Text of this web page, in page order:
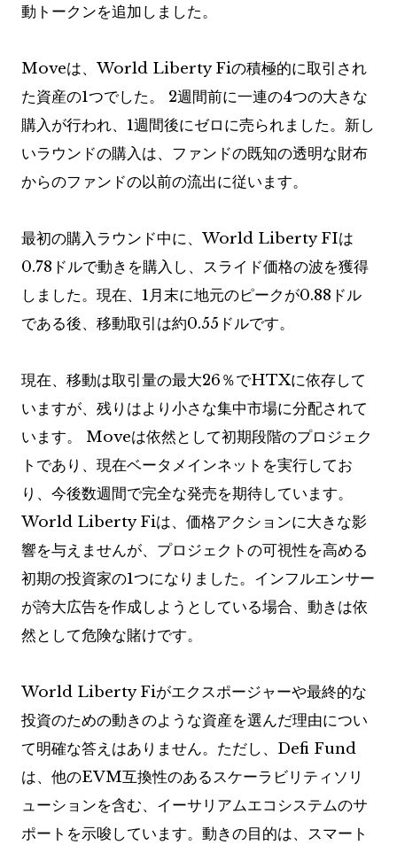
動トークンを追加しました。
Moveは、World Liberty Fiの積極的に取引され
た資産の1つでした。 2週間前に一連の4つの大きな
購入が行われ、1週間後にゼロに売られました。新し
いラウンドの購入は、ファンドの既知の透明な財布
からのファンドの以前の流出に従います。
最初の購入ラウンド中に、World Liberty FIは
0.78ドルで動きを購入し、スライド価格の波を獲得
しました。現在、1月末に地元のピークが0.88ドル
である後、移動取引は約0.55ドルです。
現在、移動は取引量の最大26％でHTXに依存して
いますが、残りはより小さな集中市場に分配されて
います。 Moveは依然として初期段階のプロジェク
トであり、現在ベータメインネットを実行してお
り、今後数週間で完全な発売を期待しています。
World Liberty Fiは、価格アクションに大きな影
響を与えませんが、プロジェクトの可視性を高める
初期の投資家の1つになりました。インフルエンサー
が誇大広告を作成しようとしている場合、動きは依
然として危険な賭けです。
World Liberty Fiがエクスポージャーや最終的な
投資のための動きのような資産を選んだ理由につい
て明確な答えはありません。ただし、Defi Fund
は、他のEVM互換性のあるスケーラビリティソリ
ューションを含む、イーサリアムエコシステムのサ
ポートを示唆しています。動きの目的は、スマート